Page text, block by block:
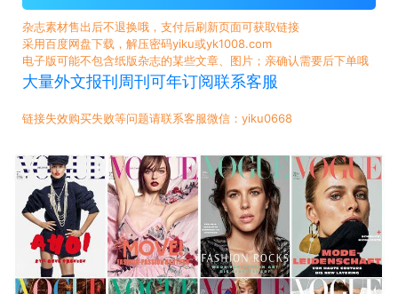
杂志素材售出后不退换哦，支付后刷新页面可获取链接
采用百度网盘下载，解压密码yiku或yk1008.com
电子版可能不包含纸版杂志的某些文章、图片；亲确认需要后下单哦
大量外文报刊周刊可年订阅联系客服
链接失效购买失败等问题请联系客服微信：yiku0668